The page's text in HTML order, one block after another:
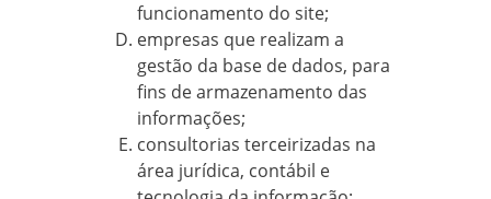
funcionamento do site;
empresas que realizam a
gestão da base de dados, para
fins de armazenamento das
informações;
consultorias terceirizadas na
área jurídica, contábil e